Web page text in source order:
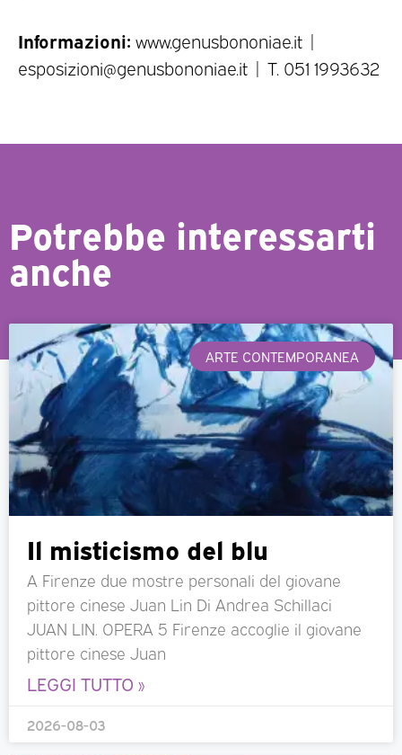
Informazioni: www.genusbononiae.it |
esposizioni@genusbononiae.it | T. 051 1993632
Potrebbe interessarti
anche
ARTE CONTEMPORANEA
Il misticismo del blu
A Firenze due mostre personali del giovane
pittore cinese Juan Lin Di Andrea Schillaci
JUAN LIN. OPERA 5 Firenze accoglie il giovane
pittore cinese Juan
LEGGI TUTTO »
2026-08-03